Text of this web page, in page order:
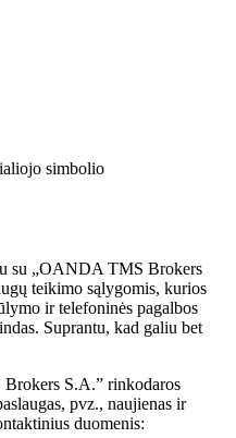
simbolio
su „OANDA TMS Brokers
teikimo sąlygomis, kurios
ir telefoninės pagalbos
Suprantu, kad galiu bet
S.A.” rinkodaros
pvz., naujienas ir
duomenis: